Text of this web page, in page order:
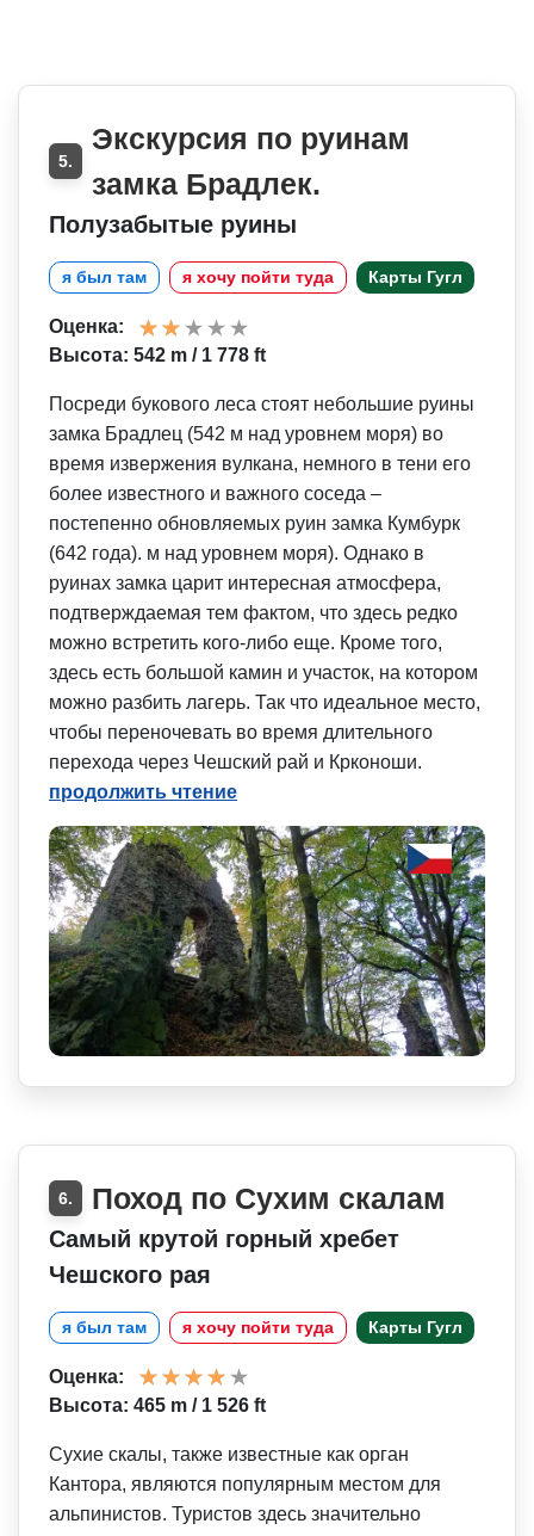
5.
Экскурсия по руинам
замка Брадлек.
Полузабытые руины
я был там я хочу пойти туда Карты Гугл
Оценка:
Высота: 542 m / 1 778 ft
Посреди букового леса стоят небольшие руины
замка Брадлец (542 м над уровнем моря) во
время извержения вулкана, немного в тени его
более известного и важного соседа –
постепенно обновляемых руин замка Кумбурк
(642 года). м над уровнем моря). Однако в
руинах замка царит интересная атмосфера,
подтверждаемая тем фактом, что здесь редко
можно встретить кого-либо еще. Кроме того,
здесь есть большой камин и участок, на котором
можно разбить лагерь. Так что идеальное место,
чтобы переночевать во время длительного
перехода через Чешский рай и Крконоши.
продолжить чтение
6. Поход по Сухим скалам
Самый крутой горный хребет
Чешского рая
я был там я хочу пойти туда Карты Гугл
Оценка:
Высота: 465 m / 1 526 ft
Сухие скалы, также известные как орган
Кантора, являются популярным местом для
альпинистов. Туристов здесь значительно